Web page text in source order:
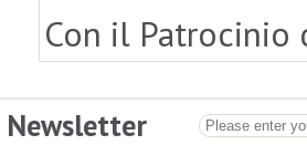
Con il Patrocinio
Newsletter